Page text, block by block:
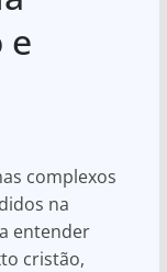
e
complexos
na
entender
cristão,